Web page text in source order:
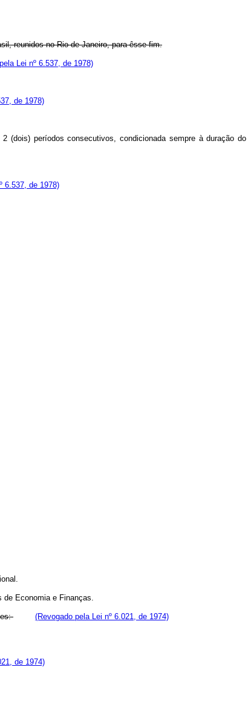
reunidos no Rio de Janeiro, para êsse fim.
Lei nº 6.537, de 1978)
de 1978)
(dois) períodos consecutivos, condicionada sempre à duração do
6.537, de 1978)
Economia e Finanças.
(Revogado pela Lei nº 6.021, de 1974)
de 1974)